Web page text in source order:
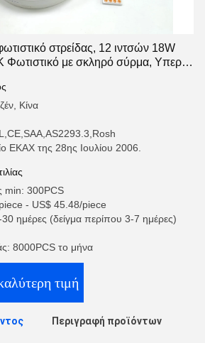
στρείδας, 12 ιντσών 18W
Φωτιστικό με σκληρό σύρμα, Υπερ
Κίνα
ΕΚΑΧ της 28ης Ιουλίου 2006.
min: 300PCS
- US$ 45.48/piece
ημέρες (δείγμα περίπου 3-7 ημέρες)
8000PCS το μήνα
τιμή
Περιγραφή προϊόντων